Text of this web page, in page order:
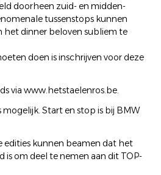
doorheen zuid- en midden-
tussenstops kunnen
het dinner beloven subliem te
doen is inschrijven voor deze
via www.hetstaelenros.be.
Start en stop is bij BMW
edities kunnen beamen dat het
is om deel te nemen aan dit TOP-